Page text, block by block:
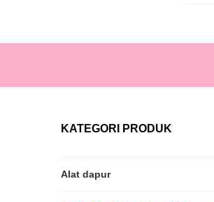
KATEGORI PRODUK
Alat dapur